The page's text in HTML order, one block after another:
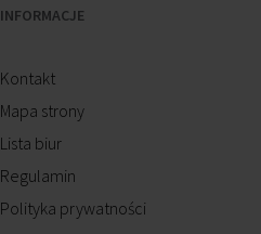
INFORMACJE
Kontakt
Mapa strony
Lista biur
Regulamin
Polityka prywatności